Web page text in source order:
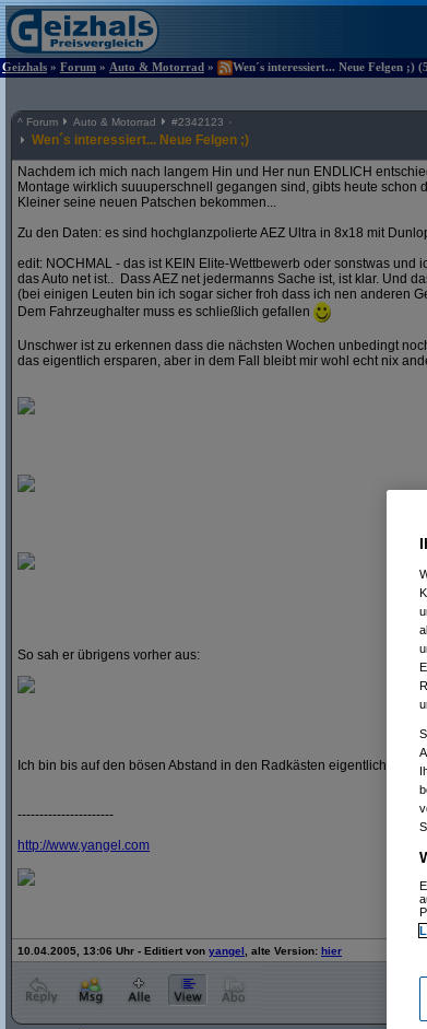
Geizhals » Forum » Auto & Motorrad » Wen´s interessiert... Neue Felgen ;)
^ Forum Auto & Motorrad #2342123
Wen´s interessiert... Neue Felgen ;)
Nachdem ich mich nach langem Hin und Her nun ENDLICH
Montage wirklich suuuperschnell gegangen sind, gibts heute schon
Kleiner seine neuen Patschen bekommen...
Zu den Daten: es sind hochglanzpolierte AEZ Ultra in 8x18 mit
edit: NOCHMAL - das ist KEIN Elite-Wettbewerb oder sonstwas und
das Auto net ist.. Dass AEZ net jedermanns Sache ist, ist klar. Und
(bei einigen Leuten bin ich sogar sicher froh dass ich nen anderen
Dem Fahrzeughalter muss es schließlich gefallen
Unschwer ist zu erkennen dass die nächsten Wochen unbedingt
das eigentlich ersparen, aber in dem Fall bleibt mir wohl echt nix
So sah er übrigens vorher aus:
Ich bin bis auf den bösen Abstand in den Radkästen eigentlich ganz
----------------------
http://www.yangel.com
10.04.2005, 13:06 Uhr - Editiert von yangel , alte Version: hier